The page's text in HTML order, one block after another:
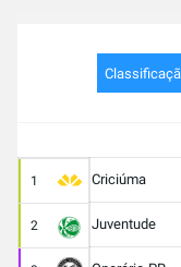
1 Criciúma
2 Juventude